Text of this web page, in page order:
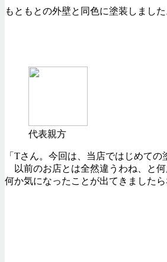
もともとの外壁と同色に塗装しました
代表親方
「Tさん。今回は、当店ではじめて
以前のお店とは全然違うわね、と何
何か気になったことが出てきました